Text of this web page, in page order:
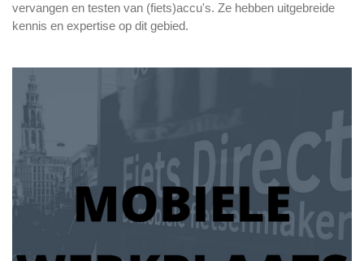
vervangen en testen van (fiets)accu's. Ze hebben uitgebreide
kennis en expertise op dit gebied.